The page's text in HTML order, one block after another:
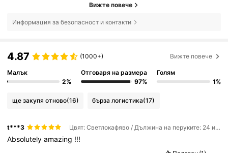
Вижте повече
Информация за безопасност и контакти
4.87 (1000+) Вижте повече
Малък
2%
Отговаря на размера
97%
Голям
1%
ще закупя отново(16) бърза логистика(17)
t***3 Цвят: Светлокафяво / Дължина на перуките: 24 инча
Absolutelyamazing !!!